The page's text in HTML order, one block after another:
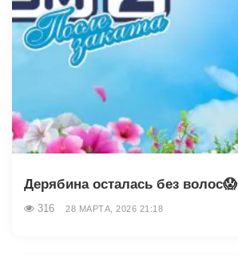
Дерябина осталась без волос😱
316 28 МАРТА, 2026 21:18